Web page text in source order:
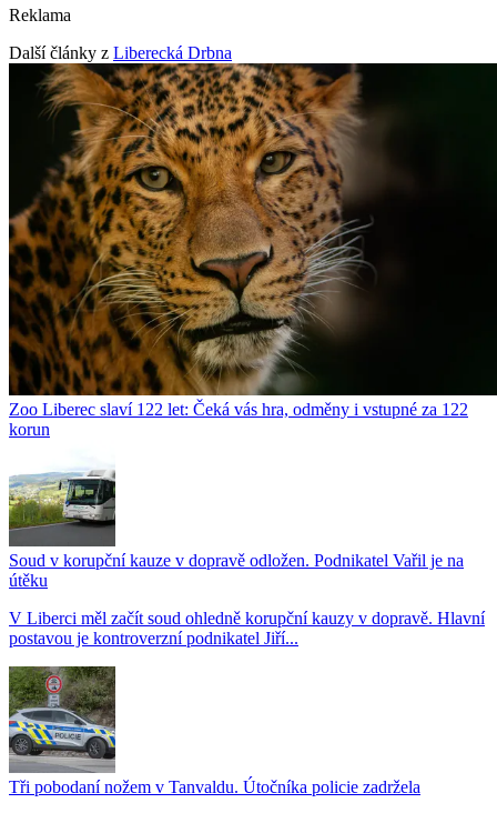
Reklama
Další články z Liberecká Drbna
Zoo Liberec slaví 122 let: Čeká vás hra, odměny i vstupné za 122
korun
Soud v korupční kauze v dopravě odložen. Podnikatel Vařil je na
útěku
V Liberci měl začít soud ohledně korupční kauzy v dopravě. Hlavní
postavou je kontroverzní podnikatel Jiří...
Tři pobodaní nožem v Tanvaldu. Útočníka policie zadržela